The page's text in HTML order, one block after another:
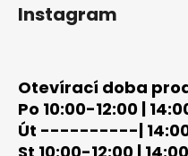
Instagram
Otevírací doba
Po 10:00-12:00 |
Út ----------|